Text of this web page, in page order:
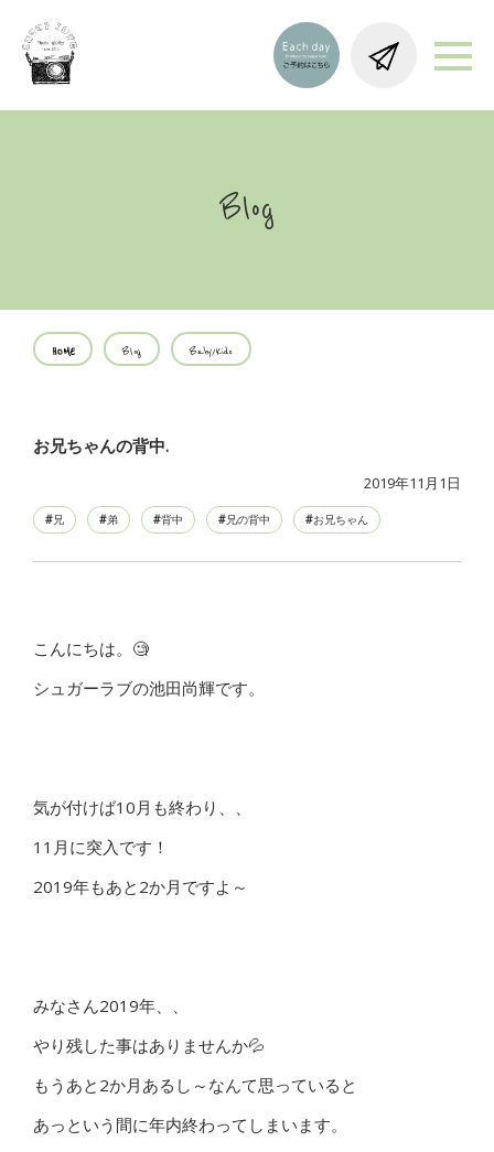
Blog
HOME Blog Baby/Kids
お兄ちゃんの背中.
2019年11月1日
兄 弟 背中 兄の背中 お兄ちゃん
こんにちは。🧐
シュガーラブの池田尚輝です。
気が付けば10月も終わり、、
11月に突入です！
2019年もあと2か月ですよ～
みなさん2019年、、
やり残した事はありませんか💦
もうあと2か月あるし～なんて思っていると
あっという間に年内終わってしまいます。